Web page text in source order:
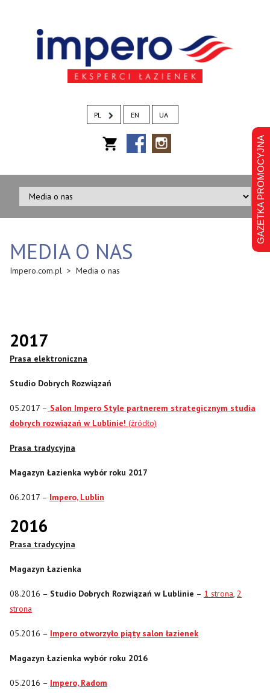
PL EN UA
MEDIA O NAS
Impero.com.pl > Media o nas
2017
Prasa elektroniczna
Studio Dobrych Rozwiązań
05.2017 – Salon Impero Style partnerem strategicznym studia
dobrych rozwiązań w Lublinie! (źródło)
Prasa tradycyjna
Magazyn Łazienka wybór roku 2017
06.2017 – Impero, Lublin
2016
Prasa tradycyjna
Magazyn Łazienka
08.2016 – Studio Dobrych Rozwiązań w Lublinie – 1 strona, 2
strona
05.2016 – Impero otworzyło piąty salon łazienek
Magazyn Łazienka wybór roku 2016
05.2016 – Impero, Radom
GAZETKA PROMOCYJNA